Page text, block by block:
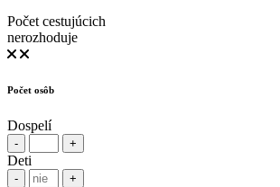
Počet cestujúcich
nerozhoduje
Počet osôb
Dospelí
- +
Deti
- +